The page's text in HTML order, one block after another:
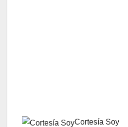
Cortesía Soy